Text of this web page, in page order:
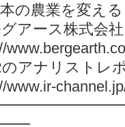
本の農業を変え
アース株式会
アナリストレ
www.ir-